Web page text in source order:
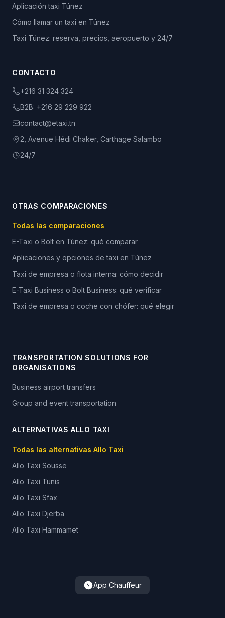
Aplicación taxi Túnez
Cómo llamar un taxi en Túnez
Taxi Túnez: reserva, precios, aeropuerto y 24/7
CONTACTO
+216 31 324 324
B2B: +216 29 229 922
contact@etaxi.tn
2, Avenue Hédi Chaker, Carthage Salambo
24/7
OTRAS COMPARACIONES
Todas las comparaciones
E-Taxi o Bolt en Túnez: qué comparar
Aplicaciones y opciones de taxi en Túnez
Taxi de empresa o flota interna: cómo decidir
E-Taxi Business o Bolt Business: qué verificar
Taxi de empresa o coche con chófer: qué elegir
TRANSPORTATION SOLUTIONS FOR
ORGANISATIONS
Business airport transfers
Group and event transportation
ALTERNATIVAS ALLO TAXI
Todas las alternativas Allo Taxi
Allo Taxi Sousse
Allo Taxi Tunis
Allo Taxi Sfax
Allo Taxi Djerba
Allo Taxi Hammamet
App Chauffeur